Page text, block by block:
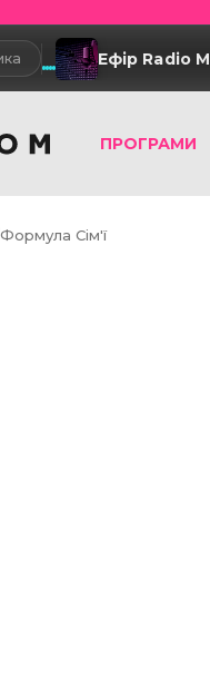
Ефір Radio M
ПРОГРАМИ
Формула Сім'ї